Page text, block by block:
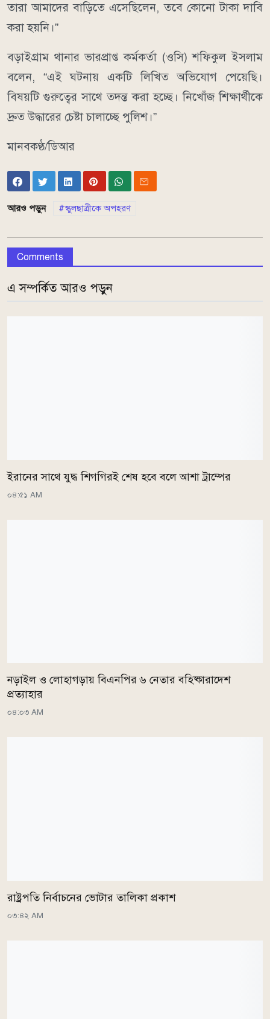
তারা আমাদের বাড়িতে এসেছিলেন, তবে কোনো টাকা দাবি
করা হয়নি।”
বড়াইগ্রাম থানার ভারপ্রাপ্ত কর্মকর্তা (ওসি) শফিকুল ইসলাম
বলেন, “এই ঘটনায় একটি লিখিত অভিযোগ পেয়েছি।
বিষয়টি গুরুত্বের সাথে তদন্ত করা হচ্ছে। নিখোঁজ শিক্ষার্থীকে
দ্রুত উদ্ধারের চেষ্টা চালাচ্ছে পুলিশ।”
মানবকণ্ঠ/ডিআর
আরও পড়ুন স্কুলছাত্রীকে অপহরণ
Comments
এ সম্পর্কিত আরও পড়ুন
ইরানের সাথে যুদ্ধ শিগগিরই শেষ হবে বলে আশা ট্রাম্পের
০৪:৫১ AM
নড়াইল ও লোহাগড়ায় বিএনপির ৬ নেতার বহিষ্কারাদেশ
প্রত্যাহার
০৪:০৩ AM
রাষ্ট্রপতি নির্বাচনের ভোটার তালিকা প্রকাশ
০৩:৪২ AM